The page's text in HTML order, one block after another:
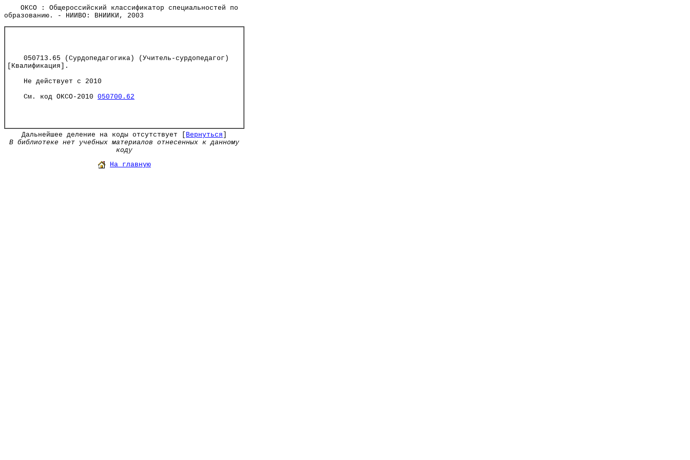
ОКСО : Общероссийский классификатор специальностей по
образованию. - НИИВО: ВНИИКИ, 2003
050713.65 (Сурдопедагогика) (Учитель-сурдопедагог)
[Квалификация].
Не действует с 2010
См. код ОКСО-2010 050700.62
Дальнейшее деление на коды отсутствует [ Вернуться
В библиотеке нет учебных материалов отнесенных к данному
коду
На главную